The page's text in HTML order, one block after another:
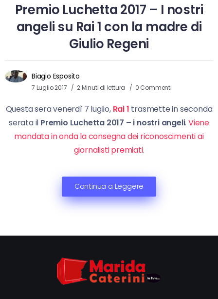
Premio Luchetta 2017 – I nostri
angeli su Rai 1 con la madre di
Giulio Regeni
Biagio Esposito
7 Luglio 2017 2 Minuti di lettura 0 Commenti
Questa sera venerdì 7 luglio, Rai 1 trasmette in seconda
serata il Premio Luchetta 2017 – i nostri angeli. Viene
mandata in onda la consegna dei riconoscimenti ai
giornalisti premiati.
Continua a Leggere